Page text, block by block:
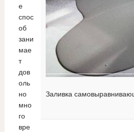
Заливка
е
спос
об
зани
мае
т
дов
оль
но
мно
го
вре